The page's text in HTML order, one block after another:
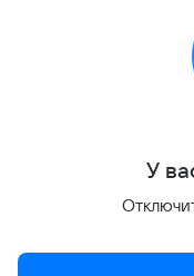
Безработица:
В статье
уровень
социальные
У